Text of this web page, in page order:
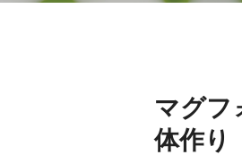
マグ
体作り